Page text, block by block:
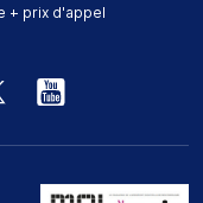
+ prix d'appel